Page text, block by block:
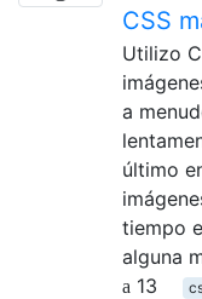
CSS
Utilizo
a
último
tiempo
alguna
13